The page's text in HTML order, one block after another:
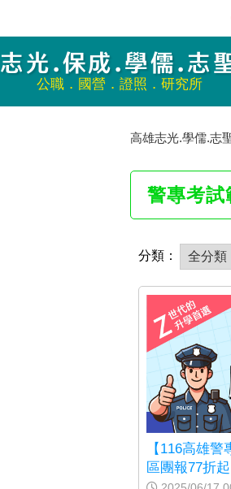
志光.保成.學儒.志
公職．國營．證照．研究所
高雄志光.學儒.志
警專考試
分類：
【116高雄
區團報77折